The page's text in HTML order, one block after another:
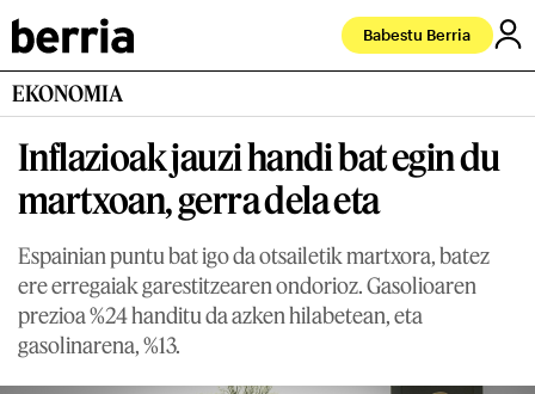
Babestu Berria
EKONOMIA
Inflazioak jauzi handi bat egin du
martxoan, gerra dela eta
Espainian puntu bat igo da otsailetik martxora, batez
ere erregaiak garestitzearen ondorioz. Gasolioaren
prezioa %24 handitu da azken hilabetean, eta
gasolinarena, %13.